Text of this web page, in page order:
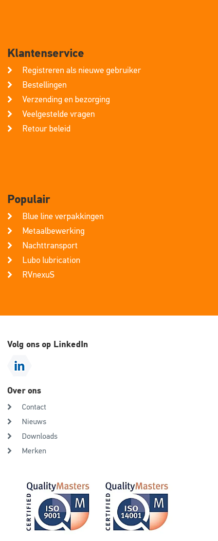
Klantenservice
Registreren als nieuwe gebruiker
Bestellingen
Verzending en bezorging
Veelgestelde vragen
Retour beleid
Populair
Blue line verpakkingen
Metaalbewerking
Nachttransport
Lubo lubrication
RVnexuS
Volg ons op LinkedIn
Over ons
Contact
Nieuws
Downloads
Merken